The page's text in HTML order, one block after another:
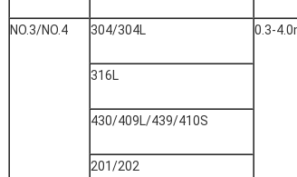
NO.3/NO.4
304/304L 0.3-
316L
430/409L/439/410S
201/202